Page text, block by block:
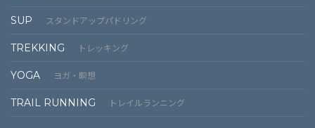
SUP スタンドアップパドリング
TREKKING トレッキング
YOGA ヨガ・瞑想
TRAIL RUNNING トレイルランニング